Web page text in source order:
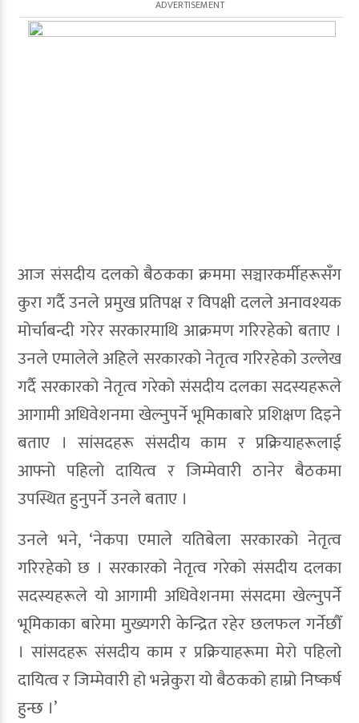
आज संसदीय दलको बैठकका क्रममा सञ्चारकर्मीहरूसँग
कुरा गर्दै उनले प्रमुख प्रतिपक्ष र विपक्षी दलले अनावश्यक
मोर्चाबन्दी गरेर सरकारमाथि आक्रमण गरिरहेको बताए ।
उनले एमालेले अहिले सरकारको नेतृत्व गरिरहेको उल्लेख
गर्दै सरकारको नेतृत्व गरेको संसदीय दलका सदस्यहरूले
आगामी अधिवेशनमा खेल्नुपर्ने भूमिकाबारे प्रशिक्षण दिइने
बताए । सांसदहरू संसदीय काम र प्रक्रियाहरूलाई
आफ्नो पहिलो दायित्व र जिम्मेवारी ठानेर बैठकमा
उपस्थित हुनुपर्ने उनले बताए ।
उनले भने, ‘नेकपा एमाले यतिबेला सरकारको नेतृत्व
गरिरहेको छ । सरकारको नेतृत्व गरेको संसदीय दलका
सदस्यहरूले यो आगामी अधिवेशनमा संसदमा खेल्नुपर्ने
भूमिकाका बारेमा मुख्यगरी केन्द्रित रहेर छलफल गर्नेछौँ
। सांसदहरू संसदीय काम र प्रक्रियाहरूमा मेरो पहिलो
दायित्व र जिम्मेवारी हो भन्नेकुरा यो बैठकको हाम्रो निष्कर्ष
हुन्छ ।’